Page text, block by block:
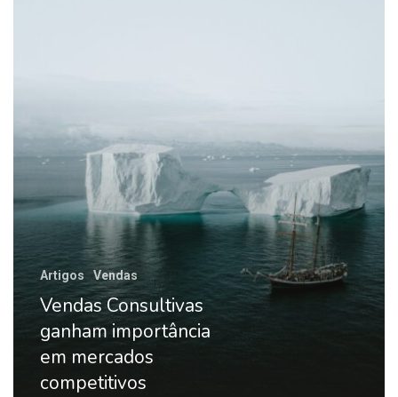
Artigos Vendas
Vendas Consultivas
ganham importância
em mercados
competitivos